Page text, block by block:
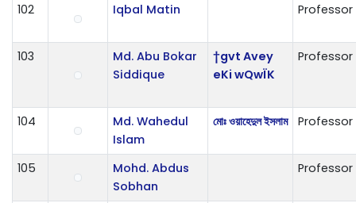
102 Iqbal Matin Professor
103
Md. Abu Bokar
Siddique
†gvt Avey
eKi wQwÏK
Professor
104
Md. Wahedul
Islam
মোঃ ওয়াহেদুল ইসলাম Professor
105
Mohd. Abdus
Sobhan
Professor